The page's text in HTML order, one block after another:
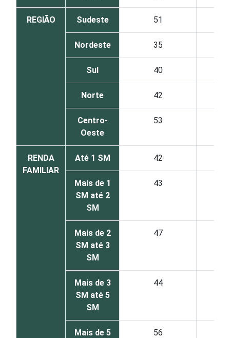
REGIÃO Sudeste 51
Nordeste 35
Sul 40
Norte 42
Centro-
Oeste
53
RENDA
FAMILIAR
Até 1 SM 42
Mais de 1
SM até 2
SM
43
Mais de 2
SM até 3
SM
47
Mais de 3
SM até 5
SM
44
Mais de 5
56